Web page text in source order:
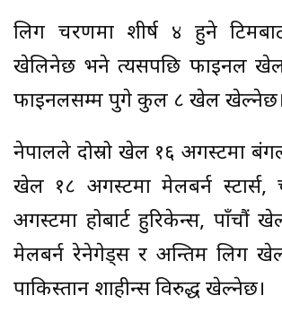
लिग चरणमा शीर्ष ४ हुने
खेलिनेछ भने त्यसपछि फाइनल
फाइनलसम्म पुगे कुल ८ खेल खेल्नेछ।
नेपालले दोस्रो खेल १६ अगस्टमा
खेल १८ अगस्टमा मेलबर्न
अगस्टमा होबार्ट हुरिकेन्स, पाँचौं
मेलबर्न रेनेगेड्स र अन्तिम लिग
पाकिस्तान शाहीन्स विरुद्ध खेल्नेछ।